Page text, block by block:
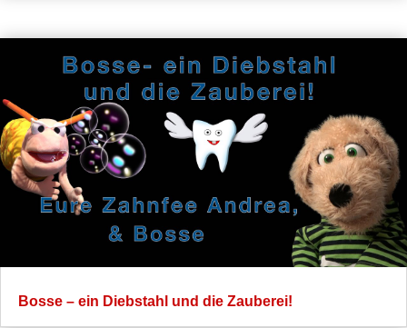
Bosse – ein Diebstahl und die Zauberei!